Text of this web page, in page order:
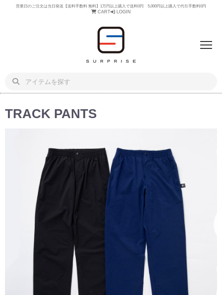
営業日のご注文は当日発送【送料手数料 無料】1万円以上購入で送料0円 5,000円以上購入で代引手数料0円
CART LOGIN
TRACK PANTS